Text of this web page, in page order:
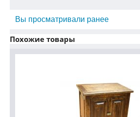
Вы просматривали ранее
Похожие товары